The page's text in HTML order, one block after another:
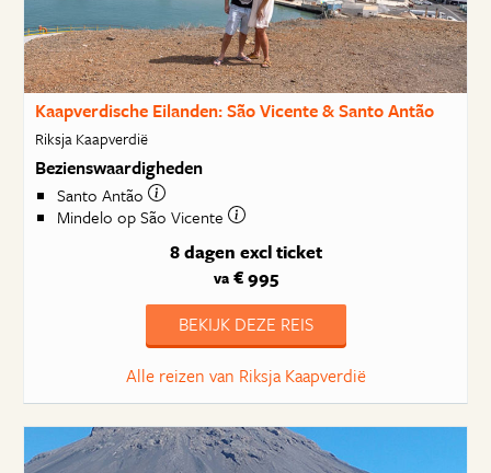
Kaapverdische Eilanden: São Vicente & Santo Antão
Riksja Kaapverdië
Bezienswaardigheden
Santo Antão
Mindelo op São Vicente
8 dagen excl ticket
va€ 995
BEKIJK DEZE REIS
Alle reizen van Riksja Kaapverdië